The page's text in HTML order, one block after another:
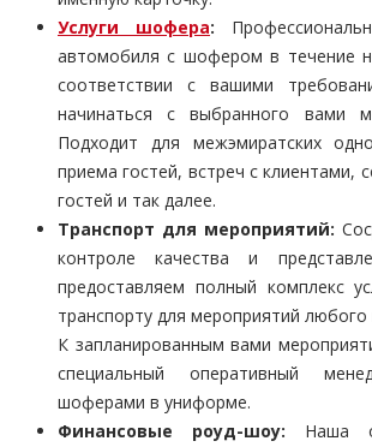
Услуги шофера:
автомобиля с шофером в течение
соответствии с вашими
начинаться с выбранного вами
Подходит для межэмиратских
приема гостей, встреч с клиентами,
гостей и так далее.
Транспорт для мероприятий:
контроле качества и
предоставляем полный комплекс
транспорту для мероприятий
К запланированным вами
специальный оперативный
шоферами в униформе.
Финансовые роуд-шоу: Наша